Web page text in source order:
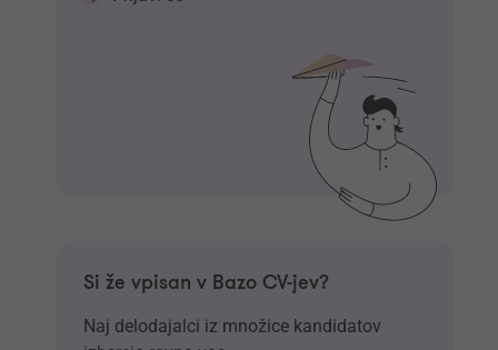
Si že vpisan v Bazo CV-jev?
Naj delodajalci iz množice kandidatov